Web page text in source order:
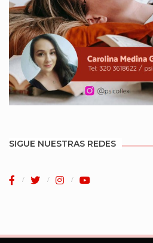
SIGUE NUESTRAS REDES